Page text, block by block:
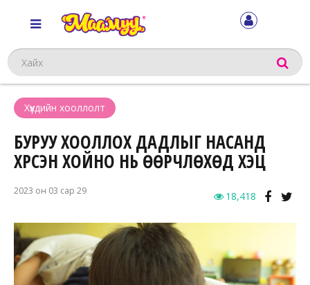
Хайх
Хүүхдийн хооллолт
БУРУУ ХООЛЛОХ ДАДЛЫГ НАСАНД
ХҮРСЭН ХОЙНО НЬ ӨӨРЧЛӨХӨД ХЭЦҮҮ
2023 он 03 сар 29 18,418